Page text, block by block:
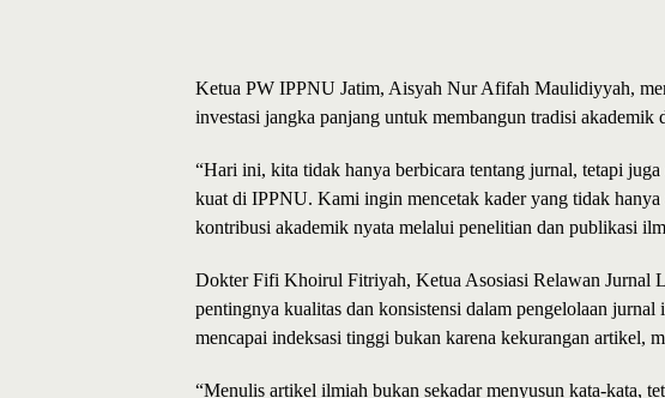
Ketua PW IPPNU Jatim, Aisyah Nur Afifah Maulidiyyah,
investasi jangka panjang untuk membangun tradisi akademik
“Hari ini, kita tidak hanya berbicara tentang jurnal, tetapi
kuat di IPPNU. Kami ingin mencetak kader yang tidak
kontribusi akademik nyata melalui penelitian dan publikasi
Dokter Fifi Khoirul Fitriyah, Ketua Asosiasi Relawan Jurnal
pentingnya kualitas dan konsistensi dalam pengelolaan
mencapai indeksasi tinggi bukan karena kekurangan artikel,
“Menulis artikel ilmiah bukan sekadar menyusun kata-kata,